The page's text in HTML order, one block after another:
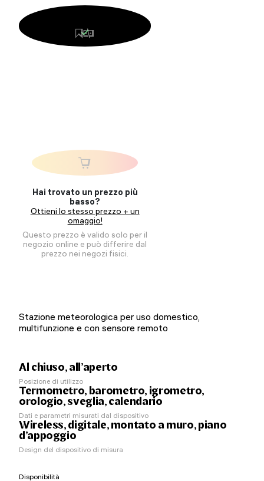
Hai trovato un prezzo più
basso?
Ottieni lo stesso prezzo + un
omaggio!
Questo prezzo è valido solo per il
negozio online e può differire dal
prezzo nei negozi fisici.
Stazione meteorologica per uso domestico,
multifunzione e con sensore remoto
Al chiuso, all’aperto
Posizione di utilizzo
Termometro, barometro, igrometro,
orologio, sveglia, calendario
Dati e parametri misurati dal dispositivo
Wireless, digitale, montato a muro, piano
d’appoggio
Design del dispositivo di misura
Disponibilità